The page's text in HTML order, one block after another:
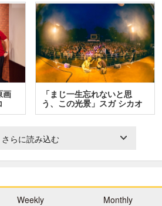
画
「まじ一生忘れないと思
う、この光景」スガ シカオ
と…
さらに読み込む
Weekly Monthly